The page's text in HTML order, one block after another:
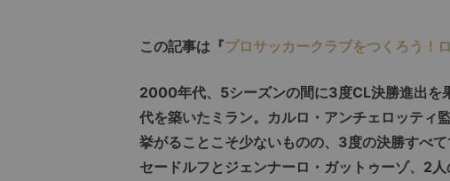
この記事は『プロサッカークラブをつくろう！
2000年代、5シーズンの間に3度CL決勝進出を
代を築いたミラン。カルロ・アンチェロッティ
挙がることこそ少ないものの、3度の決勝すべ
セードルフとジェンナーロ・ガットゥーゾ、2